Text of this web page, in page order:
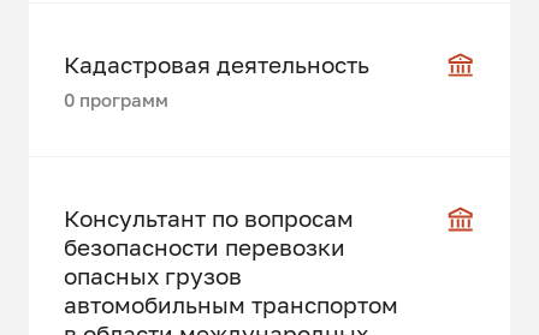
Кадастровая деятельность
0 программ
Консультант по вопросам
безопасности перевозки
опасных грузов
автомобильным транспортом